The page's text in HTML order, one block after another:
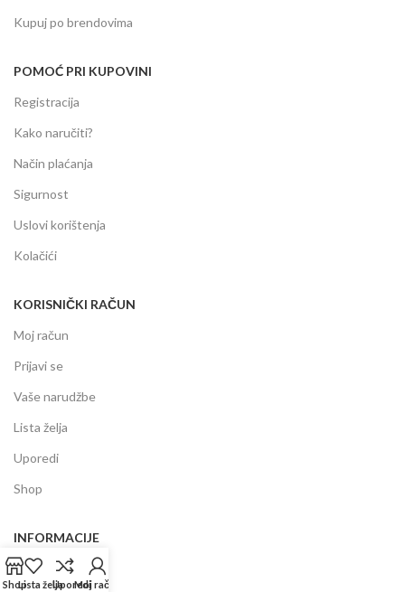
Kupuj po brendovima
POMOĆ PRI KUPOVINI
Registracija
Kako naručiti?
Način plaćanja
Sigurnost
Uslovi korištenja
Kolačići
KORISNIČKI RAČUN
Moj račun
Prijavi se
Vaše narudžbe
Lista želja
Uporedi
Shop
INFORMACIJE
Prodajni centar
ShopLista željaUporediMoj račun